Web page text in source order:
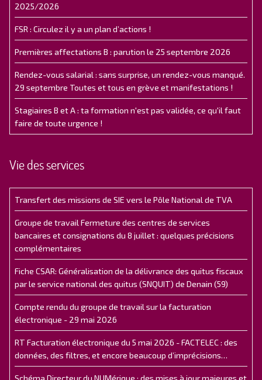
2025/2026
FSR : Circulez il y a un plan d’actions !
Premières affectations B : parution le 25 septembre 2026
Rendez-vous salarial : sans surprise, un rendez-vous manqué.
29 septembre Toutes et tous en grève et manifestations !
Stagiaires B et A : ta formation n'est pas validée, ce qu'il faut
faire de toute urgence !
Vie des services
Transfert des missions de SIE vers le Pôle National de TVA
Groupe de travail Fermeture des centres de services
bancaires et consignations du 8 juillet : quelques précisions
complémentaires
Fiche CSAR: Généralisation de la délivrance des quitus fiscaux
par le service national des quitus (SNQUIT) de Denain (59)
Compte rendu du groupe de travail sur la facturation
électronique - 29 mai 2026
RT Facturation électronique du 5 mai 2026 - FACTELEC : des
données, des filtres, et encore beaucoup d’imprécisions…
Schéma Directeur du NUMérique : des mises à jour majeures et